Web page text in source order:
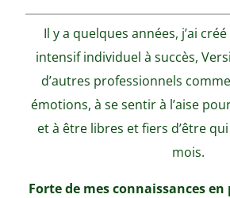
Il y a quelques années, j’ai
intensif individuel à succès,
d’autres professionnels
émotions, à se sentir à l’aise
et à être libres et fiers d’être
mois.
Forte de mes connaissances